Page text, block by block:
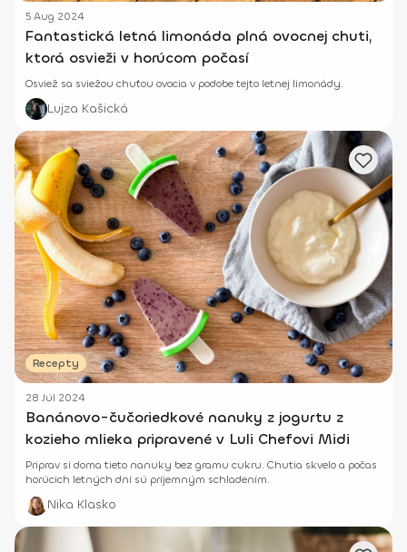
5 Aug 2024
Fantastická letná limonáda plná ovocnej chuti,
ktorá osvieži v horúcom počasí
Osviež sa sviežou chuťou ovocia v podobe tejto letnej limonády.
Lujza Kašická
Recepty
28 Júl 2024
Banánovo-čučoriedkové nanuky z jogurtu z
kozieho mlieka pripravené v Luli Chefovi Midi
Priprav si doma tieto nanuky bez gramu cukru. Chutia skvelo a počas
horúcich letných dní sú príjemným schladením.
Nika Klasko